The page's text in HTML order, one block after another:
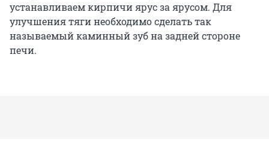
устанавливаем кирпичи ярус за ярусом. Для
улучшения тяги необходимо сделать так
называемый каминный зуб на задней стороне
печи.